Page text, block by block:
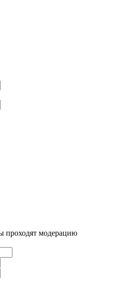
проходят модерацию